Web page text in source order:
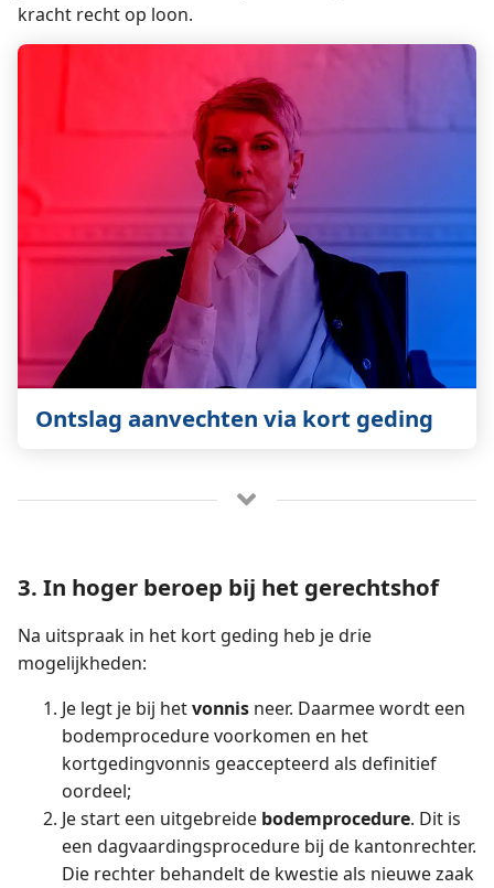
kracht recht op loon.
Ontslag aanvechten via kort geding
3. In hoger beroep bij het gerechtshof
Na uitspraak in het kort geding heb je drie
mogelijkheden:
Je legt je bij hetvonnisneer. Daarmee wordt een
bodemprocedure voorkomen en het
kortgedingvonnis geaccepteerd als definitief
oordeel;
Je start een uitgebreide bodemprocedure. Dit is
een dagvaardingsprocedure bij de kantonrechter.
Die rechter behandelt de kwestie als nieuwe zaak